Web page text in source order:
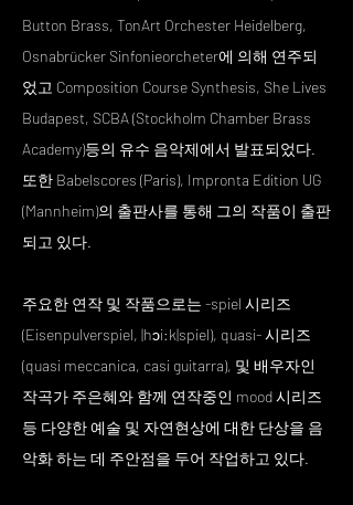
Button Brass, TonArt Orchester Heidelberg,
Osnabrücker Sinfonieorcheter에 의해 연주되
었고 Composition Course Synthesis, She Lives
Budapest, SCBA (Stockholm Chamber Brass
Academy)등의 유수 음악제에서 발표되었다.
또한 Babelscores (Paris), Impronta Edition UG
(Mannheim)의 출판사를 통해 그의 작품이 출판
되고 있다.
주요한 연작 및 작품으로는 -spiel 시리즈
(Eisenpulverspiel, |hɔi:k|spiel), quasi- 시리즈
(quasi meccanica, casi guitarra), 및 배우자인
작곡가 주은혜와 함께 연작중인 mood 시리즈
등 다양한 예술 및 자연현상에 대한 단상을 음
악화 하는 데 주안점을 두어 작업하고 있다.